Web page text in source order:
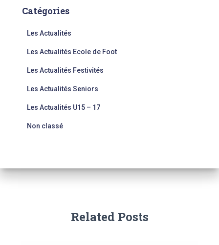
Catégories
Les Actualités
Les Actualités Ecole de Foot
Les Actualités Festivités
Les Actualités Seniors
Les Actualités U15 – 17
Non classé
Related Posts